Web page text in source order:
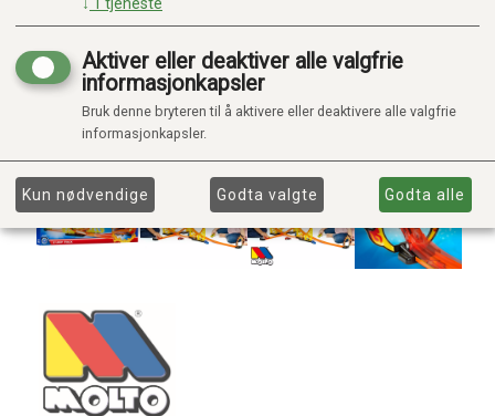
↓ 1 tjeneste
Aktiver eller deaktiver alle valgfrie
informasjonkapsler
Bruk denne bryteren til å aktivere eller deaktivere alle valgfrie
informasjonkapsler.
Kun nødvendige Godta valgte Godta alle